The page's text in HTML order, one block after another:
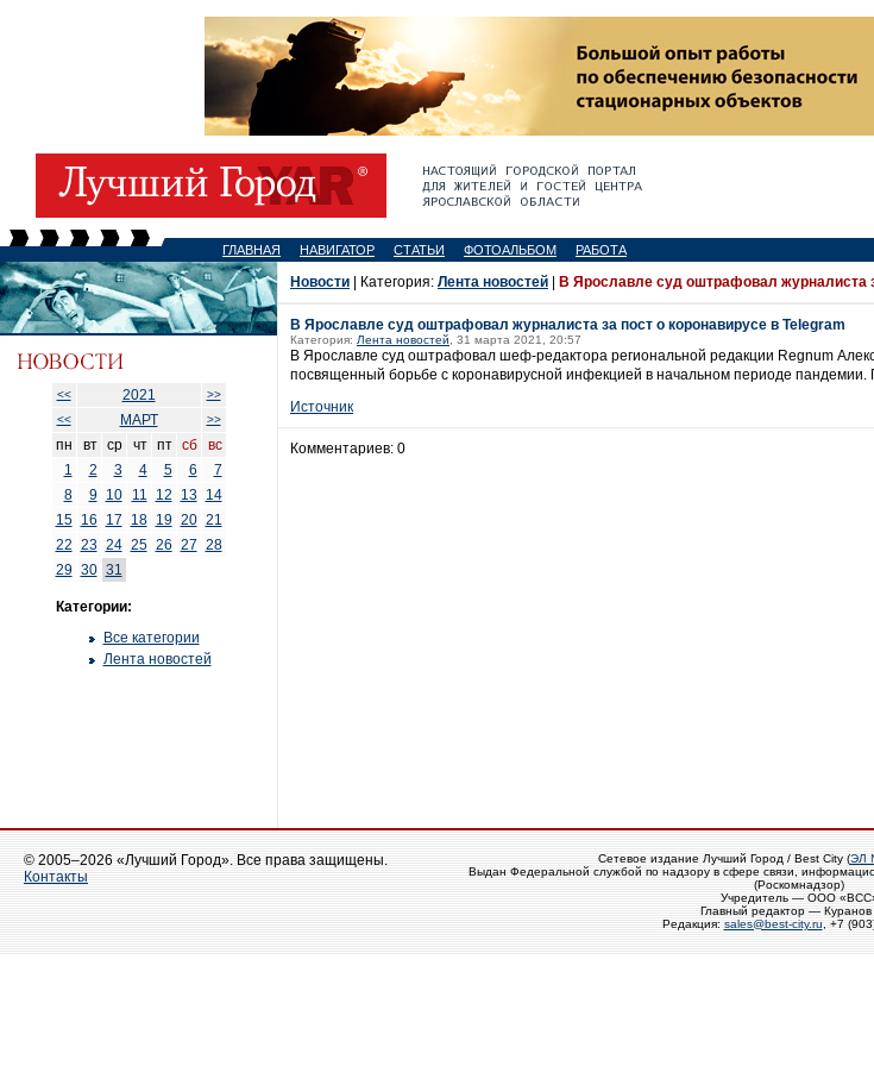
ГЛАВНАЯ НАВИГАТОР СТАТЬИ ФОТОАЛЬБОМ РАБОТА
<< 2021
>>
<<
МАРТ >>
пн вт ср чт пт сб
вс
1
2 3 4 5 6
7
8
9 10 11 12 13
14
15
16 17 18 19 20 21
22 23 24 25 26 27 28
29 30 31
Категории:
Все категории
Лента новостей
Новости | Категория: Лента новостей В Ярославле суд оштрафовал журналиста
В Ярославле суд оштрафовал журналиста за пост о коронавирусе в Telegram
Категория: Лента новостей , 31 марта 2021, 20:57
В Ярославле суд оштрафовал шеф-редактора региональной редакции Regnum
посвященный борьбе с коронавирусной инфекцией в начальном периоде
Источник
Комментариев: 0
© 2005–2026 «Лучший Город». Все права защищены.
Контакты
Сетевое издание Лучший Город / Best City (ЭЛ
Выдан Федеральной службой по надзору в сфере связи,
(Роскомнадзор)
Учредитель — ООО
Главный редактор —
Редакция: sales@best-city.ru , +7